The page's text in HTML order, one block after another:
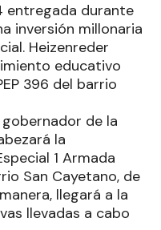
entregada durante
inversión millonaria
Heizenreder
educativo
396 del barrio
gobernador de la
la
1 Armada
San Cayetano, de
llegará a la
llevadas a cabo